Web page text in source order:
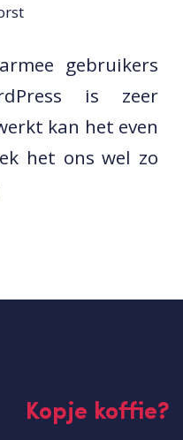
gebruikers
is zeer
kan het even
het ons wel zo
Kopje koffie?